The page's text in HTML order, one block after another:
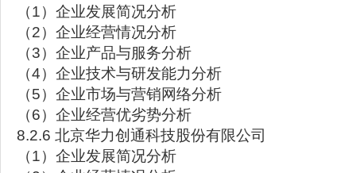
（1）企业发展简况分析
（2）企业经营情况分析
（3）企业产品与服务分析
（4）企业技术与研发能力分析
（5）企业市场与营销网络分析
（6）企业经营优劣势分析
8.2.6 北京华力创通科技股份有限公司
（1）企业发展简况分析